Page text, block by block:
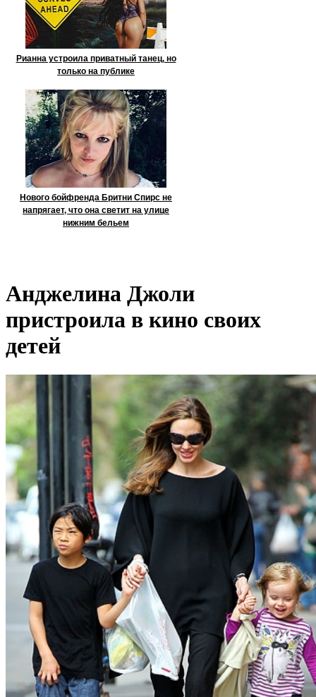
Рианна устроила приватный танец, но
только на публике
Нового бойфренда Бритни Спирс не
напрягает, что она светит на улице
нижним бельем
Анджелина Джоли
пристроила в кино своих
детей